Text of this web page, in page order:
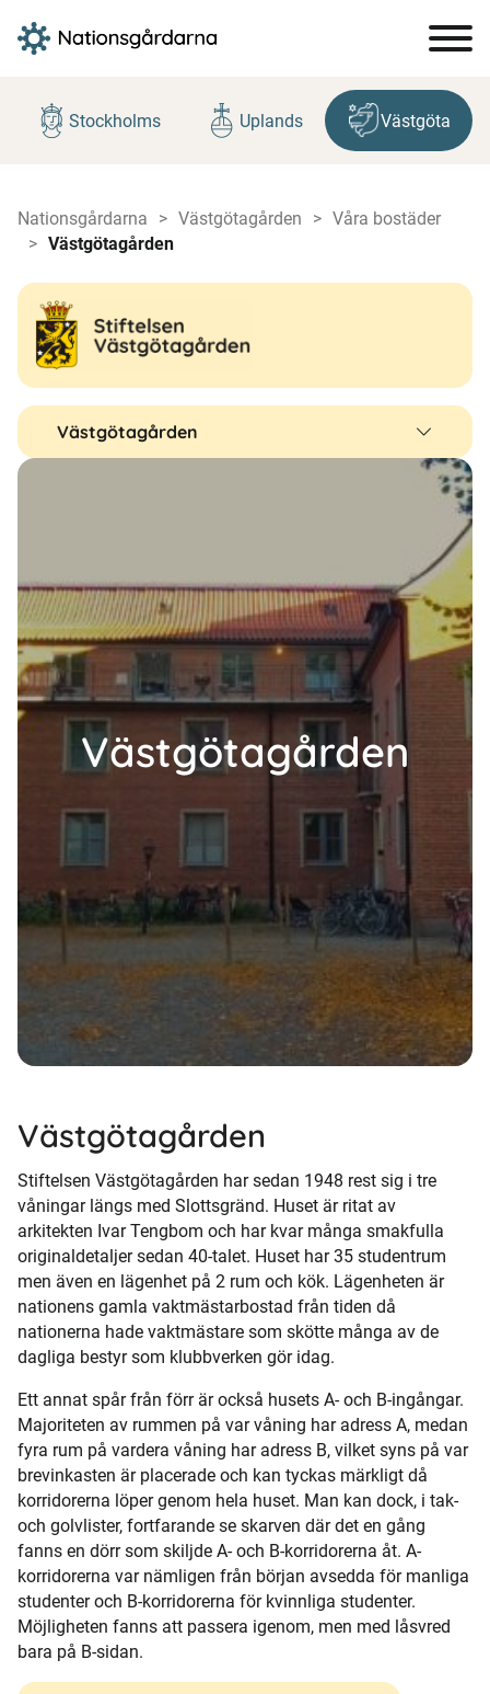
innehåll
Stockholms Uplands Västgöta
Nationsgårdarna Västgötagården
Våra bostäder
Västgötagården
Västgötagården
Västgötagården
Västgötagården
Stiftelsen Västgötagården har sedan 1948 rest sig i tre
våningar längs med Slottsgränd. Huset är ritat av
arkitekten Ivar Tengbom och har kvar många smakfulla
originaldetaljer sedan 40-talet. Huset har 35 studentrum
men även en lägenhet på 2 rum och kök. Lägenheten är
nationens gamla vaktmästarbostad från tiden då
nationerna hade vaktmästare som skötte många av de
dagliga bestyr som klubbverken gör idag.
Ett annat spår från förr är också husets A- och B-ingångar.
Majoriteten av rummen på var våning har adress A, medan
fyra rum på vardera våning har adress B, vilket syns på var
brevinkasten är placerade och kan tyckas märkligt då
korridorerna löper genom hela huset. Man kan dock, i tak-
och golvlister, fortfarande se skarven där det en gång
fanns en dörr som skiljde A- och B-korridorerna åt. A-
korridorerna var nämligen från början avsedda för manliga
studenter och B-korridorerna för kvinnliga studenter.
Möjligheten fanns att passera igenom, men med låsvred
bara på B-sidan.